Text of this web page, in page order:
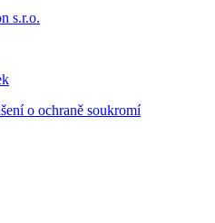
s.r.o.
o ochraně soukromí